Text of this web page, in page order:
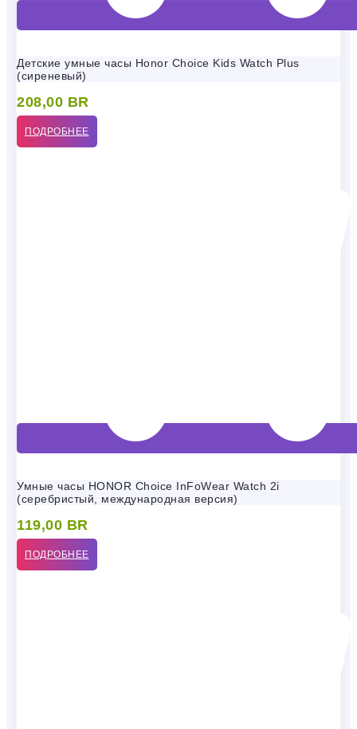
Детские умные часы Honor Choice Kids Watch Plus
(сиреневый)
208,00 BR
ПОДРОБНЕЕ
Умные часы HONOR Choice InFoWear Watch 2i
(серебристый, международная версия)
119,00 BR
ПОДРОБНЕЕ